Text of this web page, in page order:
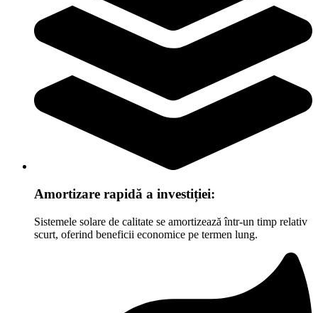
Amortizare rapidă a investiției:
Sistemele solare de calitate se amortizează într-un timp relativ
scurt, oferind beneficii economice pe termen lung.